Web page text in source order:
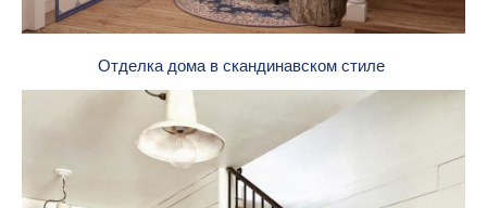
Отделка дома в скандинавском стиле